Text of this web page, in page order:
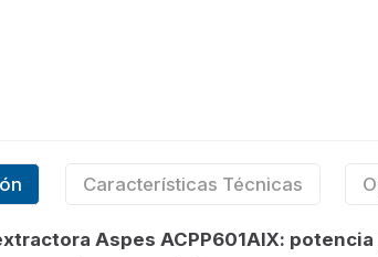
Características Técnicas
Aspes ACPP601AIX: